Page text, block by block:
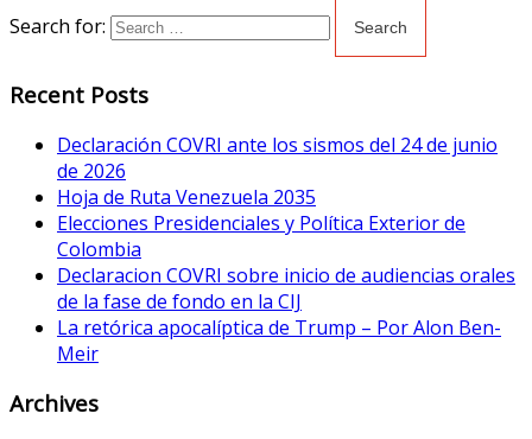
Search for:
Recent Posts
Declaración COVRI ante los sismos del 24 de junio
de 2026
Hoja de Ruta Venezuela 2035
Elecciones Presidenciales y Política Exterior de
Colombia
Declaracion COVRI sobre inicio de audiencias orales
de la fase de fondo en la CIJ
La retórica apocalíptica de Trump – Por Alon Ben-
Meir
Archives